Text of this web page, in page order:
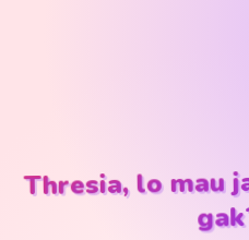
Thresia, lo mau